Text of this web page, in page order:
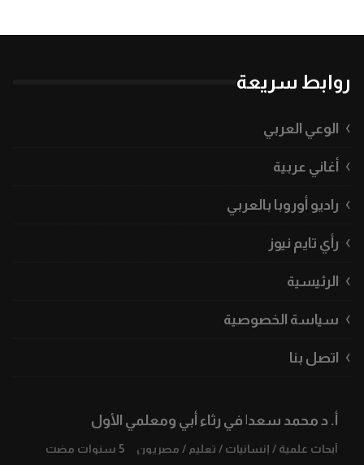
روابط سريعة
الوعي العربي
أغاني عربية
راديو أوروبا بالعربي
رأي تايم نيوز
الرئيسية
سياسة الخصوصية
اتصل بنا
أ. د محمد سعد| في رثاء أبي ومعلمي الأول
أبحاث علمية / إنسانيات / تعليم / مصريون
5 سنوات مضت